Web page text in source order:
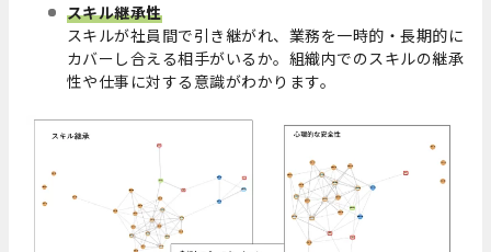
スキル継承性
スキルが社員間で引き継がれ、業務を一時的・長期的に
カバーし合える相手がいるか。組織内でのスキルの継承
性や仕事に対する意識がわかります。